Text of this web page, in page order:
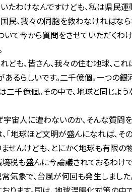
たわけなんですけども、私は県民運
民、我々の同胞を救わなければなら
いて今から質問をさせていただく
ども、皆さん、我々の住む地球、こ
あるらしいです。二千億個。一つの
二千億個。その中で、地球と同じ
宇宙人に遭わないのか、そんな質問
地球ほど文明が盛んになれば、そ
せんけども、とにかく地球も有限の
境税も盛んに今論議されておるわけ
気象で、台風が何回も発生しまし